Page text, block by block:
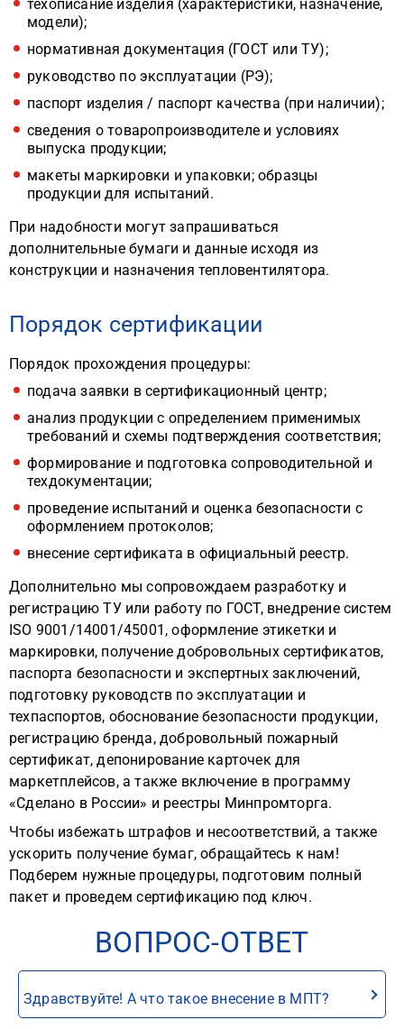
техописание изделия (характеристики, назначение,
модели);
нормативная документация (ГОСТ или ТУ);
руководство по эксплуатации (РЭ);
паспорт изделия / паспорт качества (при наличии);
сведения о товаропроизводителе и условиях
выпуска продукции;
макеты маркировки и упаковки; образцы
продукции для испытаний.
При надобности могут запрашиваться
дополнительные бумаги и данные исходя из
конструкции и назначения тепловентилятора.
Порядок сертификации
Порядок прохождения процедуры:
подача заявки в сертификационный центр;
анализ продукции с определением применимых
требований и схемы подтверждения соответствия;
формирование и подготовка сопроводительной и
техдокументации;
проведение испытаний и оценка безопасности с
оформлением протоколов;
внесение сертификата в официальный реестр.
Дополнительно мы сопровождаем разработку и
регистрацию ТУ или работу по ГОСТ, внедрение систем
ISO 9001/14001/45001, оформление этикетки и
маркировки, получение добровольных сертификатов,
паспорта безопасности и экспертных заключений,
подготовку руководств по эксплуатации и
техпаспортов, обоснование безопасности продукции,
регистрацию бренда, добровольный пожарный
сертификат, депонирование карточек для
маркетплейсов, а также включение в программу
«Сделано в России» и реестры Минпромторга.
Чтобы избежать штрафов и несоответствий, а также
ускорить получение бумаг, обращайтесь к нам!
Подберем нужные процедуры, подготовим полный
пакет и проведем сертификацию под ключ.
ВОПРОС-ОТВЕТ
Здравствуйте! А что такое внесение в МПТ?